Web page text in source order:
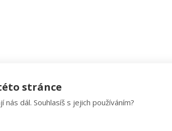
stránce
dál. Souhlasíš s jejich používáním?